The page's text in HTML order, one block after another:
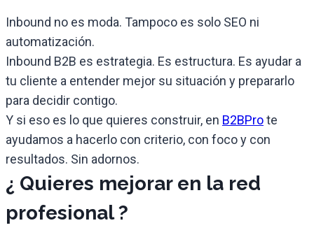
Inbound no es moda. Tampoco es solo SEO ni
automatización.
Inbound B2B es estrategia. Es estructura. Es ayudar a
tu cliente a entender mejor su situación y prepararlo
para decidir contigo.
Y si eso es lo que quieres construir, en B2BProte
ayudamos a hacerlo con criterio, con foco y con
resultados. Sin adornos.
¿ Quieres mejorar en la red
profesional ?